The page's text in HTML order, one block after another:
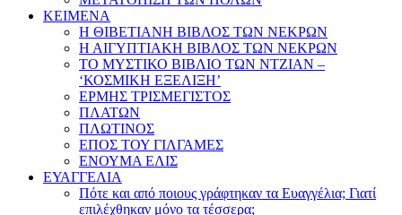
ΚΕΙΜΕΝΑ
Η ΘΙΒΕΤΙΑΝΗ ΒΙΒΛΟΣ ΤΩΝ ΝΕΚΡΩΝ
Η ΑΙΓΥΠΤΙΑΚΗ ΒΙΒΛΟΣ ΤΩΝ ΝΕΚΡΩΝ
ΤΟ ΜΥΣΤΙΚΟ ΒΙΒΛΙΟ ΤΩΝ ΝΤΖΙΑΝ –
‘ΚΟΣΜΙΚΗ ΕΞΕΛΙΞΗ’
ΕΡΜΗΣ ΤΡΙΣΜΕΓΙΣΤΟΣ
ΠΛΑΤΩΝ
ΠΛΩΤΙΝΟΣ
ΕΠΟΣ ΤΟΥ ΓΙΛΓΑΜΕΣ
ΕΝΟΥΜΑ ΕΛΙΣ
ΕΥΑΓΓΕΛΙΑ
Πότε και από ποιους γράφτηκαν τα Ευαγγέλια; Γιατί
επιλέχθηκαν μόνο τα τέσσερα;